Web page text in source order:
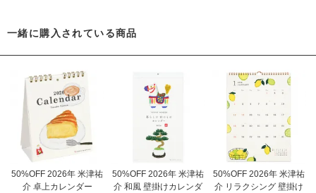
一緒に購入されている商品
50%OFF 2026年 米津祐
介 卓上カレンダー
50%OFF 2026年 米津祐
介 和風 壁掛けカレンダ
50%OFF 2026年 米津祐
介 リラクシング 壁掛け